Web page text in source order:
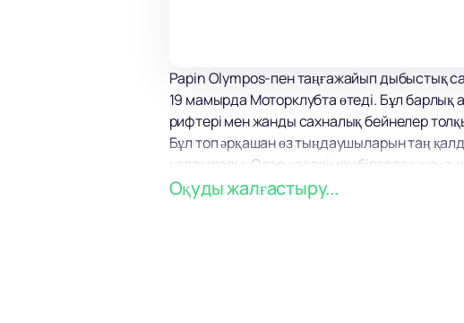
Papin Olympos-пен таңғажайып дыбыстық
19 мамырда Моторклубта өтеді. Бұл барлық
рифтері мен жанды сахналық бейнелер
Бұл топ әрқашан өз тыңдаушыларын таң
қалдырады. Олар өздерімен бірге тек жаңа
беретін жаңартылған тұжырымдаманы алып
Оқуды жалғастыру...